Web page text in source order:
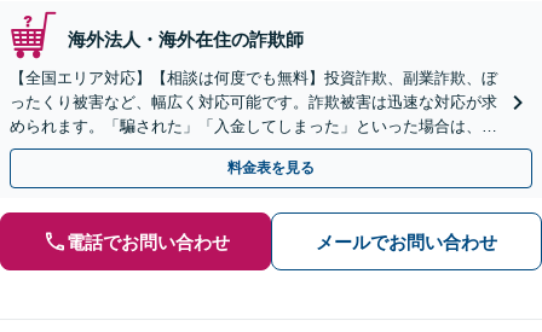
海外法人・海外在住の詐欺師
【全国エリア対応】【相談は何度でも無料】投資詐欺、副業詐欺、ぼ
ったくり被害など、幅広く対応可能です。詐欺被害は迅速な対応が求
められます。「騙された」「入金してしまった」といった場合は、お
早めにご相談ください。【電話・メール・WEB相談可】
料金表を見る
電話でお問い合わせ メールでお問い合わせ